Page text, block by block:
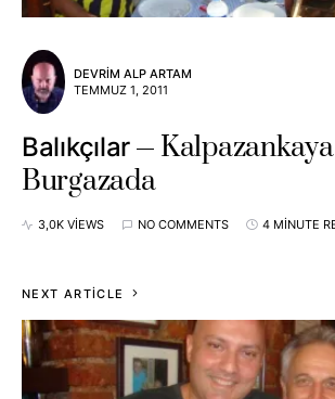
DEVRIM ALP ARTAM
TEMMUZ 1, 2011
Balıkçılar
Burgazada
3,0K VIEWS NO COMMENTS 4 MINUTE
NEXT ARTICLE